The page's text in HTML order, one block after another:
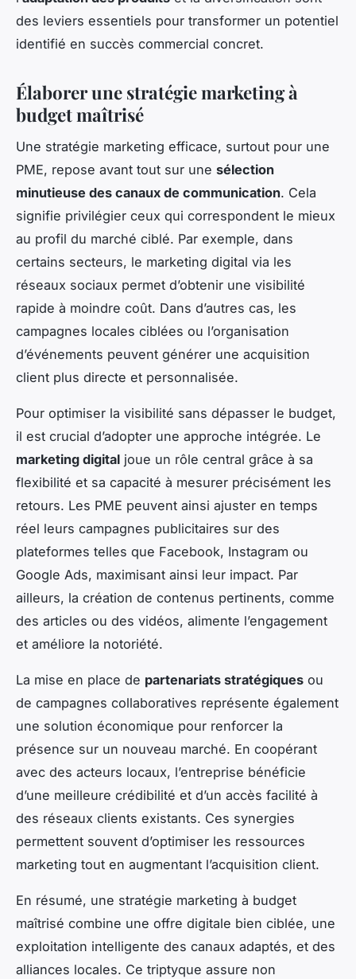
des leviers essentiels pour transformer un potentiel
identifié en succès commercial concret.
Élaborer une stratégie marketing à
budget maîtrisé
Une stratégie marketing efficace, surtout pour une
PME, repose avant tout sur une sélection
minutieuse des canaux de communication. Cela
signifie privilégier ceux qui correspondent le mieux
au profil du marché ciblé. Par exemple, dans
certains secteurs, le marketing digital via les
réseaux sociaux permet d’obtenir une visibilité
rapide à moindre coût. Dans d’autres cas, les
campagnes locales ciblées ou l’organisation
d’événements peuvent générer une acquisition
client plus directe et personnalisée.
Pour optimiser la visibilité sans dépasser le budget,
il est crucial d’adopter une approche intégrée. Le
marketing digital joue un rôle central grâce à sa
flexibilité et sa capacité à mesurer précisément les
retours. Les PME peuvent ainsi ajuster en temps
réel leurs campagnes publicitaires sur des
plateformes telles que Facebook, Instagram ou
Google Ads, maximisant ainsi leur impact. Par
ailleurs, la création de contenus pertinents, comme
des articles ou des vidéos, alimente l’engagement
et améliore la notoriété.
La mise en place de partenariats stratégiques ou
de campagnes collaboratives représente également
une solution économique pour renforcer la
présence sur un nouveau marché. En coopérant
avec des acteurs locaux, l’entreprise bénéficie
d’une meilleure crédibilité et d’un accès facilité à
des réseaux clients existants. Ces synergies
permettent souvent d’optimiser les ressources
marketing tout en augmentant l’acquisition client.
En résumé, une stratégie marketing à budget
maîtrisé combine une offre digitale bien ciblée, une
exploitation intelligente des canaux adaptés, et des
alliances locales. Ce triptyque assure non